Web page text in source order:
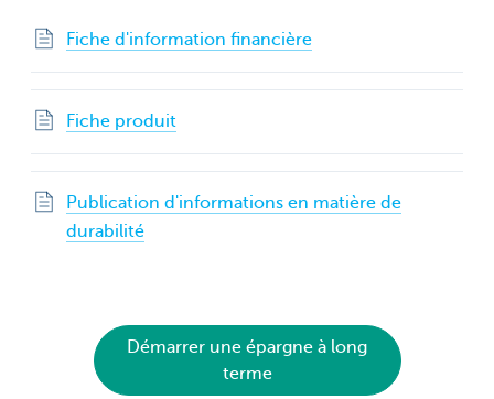
Fiche d'information financière
Fiche produit
Publication d'informations en matière de
durabilité
Démarrer une épargne à long
terme